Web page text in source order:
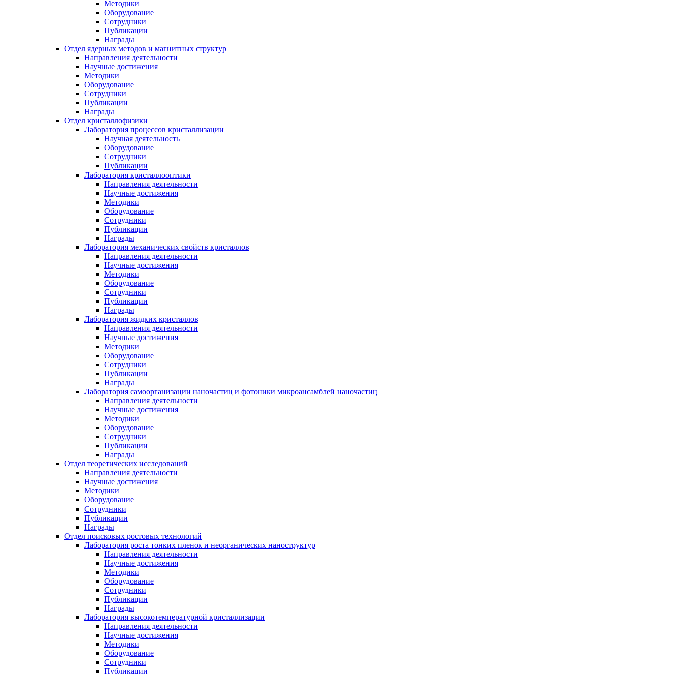
Методики
Оборудование
Сотрудники
Публикации
Награды
Отдел ядерных методов и магнитных структур
Направления деятельности
Научные достижения
Методики
Оборудование
Сотрудники
Публикации
Награды
Отдел кристаллофизики
Лаборатория процессов кристаллизации
Научная деятельность
Оборудование
Сотрудники
Публикации
Лаборатория кристаллооптики
Направления деятельности
Научные достижения
Методики
Оборудование
Сотрудники
Публикации
Награды
Лаборатория механических свойств кристаллов
Направления деятельности
Научные достижения
Методики
Оборудование
Сотрудники
Публикации
Награды
Лаборатория жидких кристаллов
Направления деятельности
Научные достижения
Методики
Оборудование
Сотрудники
Публикации
Награды
Лаборатория самоорганизации наночастиц и фотоники микроансамблей наночастиц
Направления деятельности
Научные достижения
Методики
Оборудование
Сотрудники
Публикации
Награды
Отдел теоретических исследований
Направления деятельности
Научные достижения
Методики
Оборудование
Сотрудники
Публикации
Награды
Отдел поисковых ростовых технологий
Лаборатория роста тонких пленок и неорганических наноструктур
Направления деятельности
Научные достижения
Методики
Оборудование
Сотрудники
Публикации
Награды
Лаборатория высокотемпературной кристаллизации
Направления деятельности
Научные достижения
Методики
Оборудование
Сотрудники
Публикации